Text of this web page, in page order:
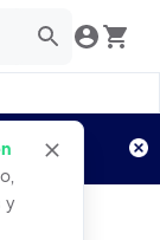
y
TyC